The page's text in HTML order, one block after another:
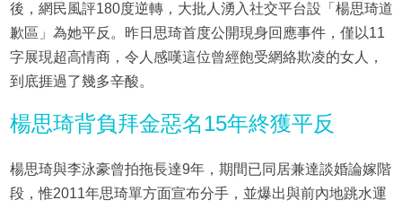
後，網民風評180度逆轉，大批人湧入社交平台設「楊思琦道
歉區」為她平反。昨日思琦首度公開現身回應事件，僅以11
字展現超高情商，令人感嘆這位曾經飽受網絡欺凌的女人，
到底捱過了幾多辛酸。
楊思琦背負拜金惡名15年終獲平反
楊思琦與李泳豪曾拍拖長達9年，期間已同居兼達談婚論嫁階
段，惟2011年思琦單方面宣布分手，並爆出與前內地跳水運